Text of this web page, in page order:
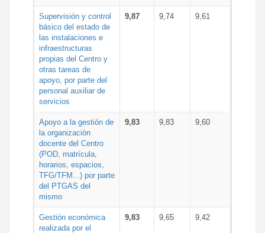
Supervisión y control
básico del estado de
las instalaciones e
infraestructuras
propias del Centro y
otras tareas de
apoyo, por parte del
personal auxiliar de
servicios
9,87 9,74 9,61
Apoyo a la gestión de
la organización
docente del Centro
(POD, matrícula,
horarios, espacios,
TFG/TFM...) por parte
del PTGAS del
mismo
9,83 9,83 9,60
Gestión económica
realizada por el
9,83 9,65 9,42